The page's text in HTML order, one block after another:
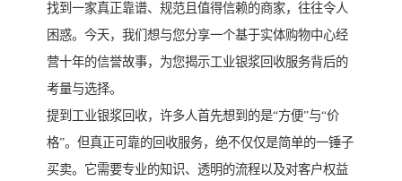
找到一家真正靠谱、规范且值得信赖的商家，往往令人
困惑。今天，我们想与您分享一个基于实体购物中心经
营十年的信誉故事，为您揭示工业银浆回收服务背后的
考量与选择。
提到工业银浆回收，许多人首先想到的是“方便”与“价
格”。但真正可靠的回收服务，绝不仅仅是简单的一锤子
买卖。它需要专业的知识、透明的流程以及对客户权益